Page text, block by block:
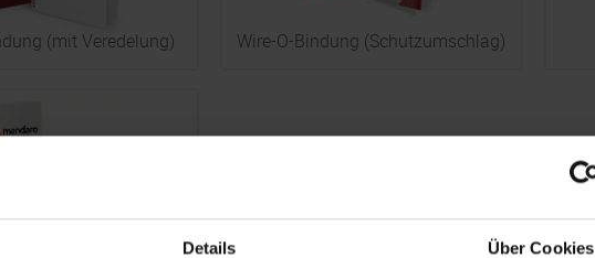
Details Über Cookies
(mit Veredelung) Wire-O-Bindung (Schutzumschlag)